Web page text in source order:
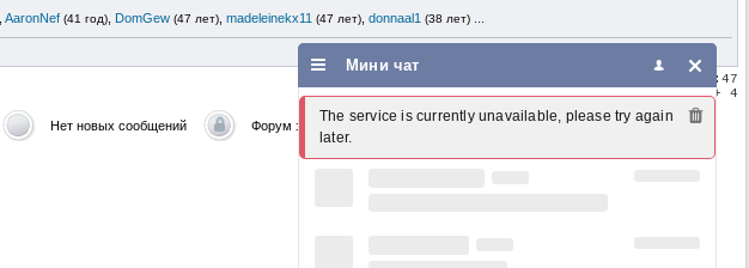
AaronNef (41 год) DomGew (47 лет) madeleinekx11 (47 лет) donnaal1 (38 лет)
Сегодня 23:47
GMT + 4
Нет новых сообщений Форум закрыт
Мини чат
The service is currently unavailable, please try again
later.